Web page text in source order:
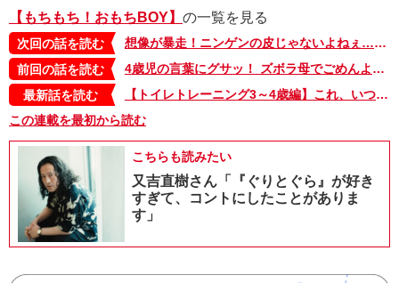
【もちもち！おもちBOY】 の一覧を見る
次回の話を読む
想像が暴走！ニンゲンの皮じゃないよねぇ…？【もちもち！おもちBOY・12】
前回の話を読む
4歳児の言葉にグサッ！ ズボラ母でごめんよ…。【もちもち！おもちBOY・10】
最新話を読む
【トイレトレーニング3～4歳編】これ、いつまで続けるの？ トイトレ奮闘記ついに完了!? ～もちもち！おもちBOY・セレクション3～
この連載を最初から読む
こちらも読みたい
又吉直樹さん「『ぐりとぐら』が好き
すぎて、コントにしたことがありま
す」